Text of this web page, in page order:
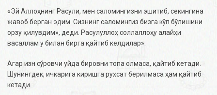
«Эй Аллоҳнинг Расули, мен саломингизни эшитиб, секингина
жавоб берган эдим. Сизнинг саломингиз бизга кўп бўлишини
орзу қилувдим», деди. Расулуллоҳ соллаллоҳу алайҳи
васаллам у билан бирга қайтиб келдилар».
Агар изн сўровчи уйда бировни топа олмаса, қайтиб кетади.
Шунингдек, ичкарига киришга рухсат берилмаса ҳам қайтиб
кетади.